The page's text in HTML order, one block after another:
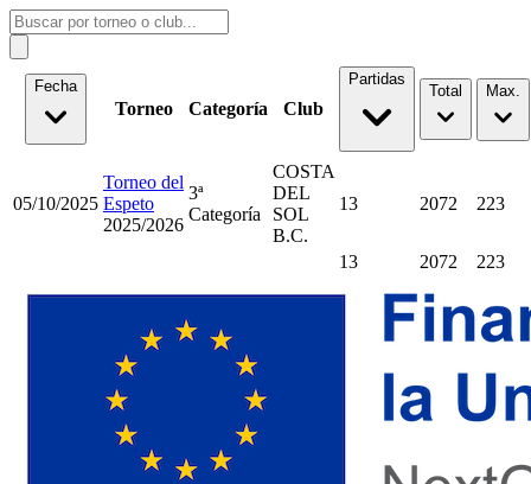
Fecha
Torneo Categoría Club
Partidas
Total Max.
05/10/2025
Torneo del
Espeto
2025/2026
3ª
Categoría
COSTA
DEL
SOL
B.C.
13 2072 223
13 2072 223